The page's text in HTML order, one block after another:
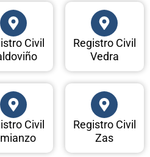
Civil
Registro Civil
Vedra
Civil
Registro Civil
Zas